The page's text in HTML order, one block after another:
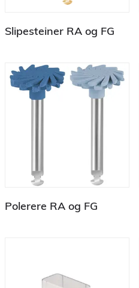
Slipesteiner RA og FG
Polerere RA og FG